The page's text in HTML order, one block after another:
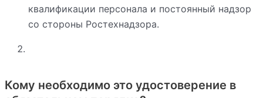
квалификации персонала и постоянный надзор
со стороны Ростехнадзора.
Кому необходимо это удостоверение в